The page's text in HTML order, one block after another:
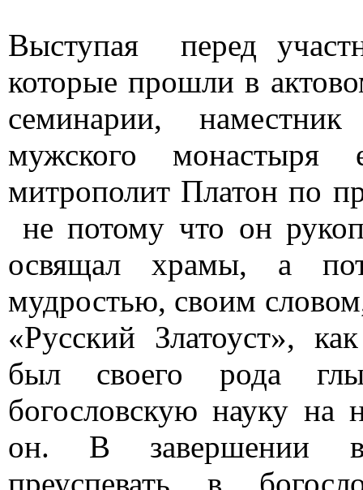
Выступая
перед
которые прошли в
семинарии, наместник
мужского монастыря
митрополит Платон по
не потому что он
освящал храмы, а
мудростью, своим
«Русский Златоуст»,
был своего рода
богословскую науку на
он. В завершении